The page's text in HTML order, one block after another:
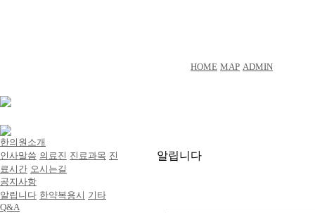
HOME MAP ADMIN
한의원소개
인사말씀 의료진 진료과목 진
료시간 오시는길
공지사항
알립니다 한약복용시 기타
Q&A
알립니다